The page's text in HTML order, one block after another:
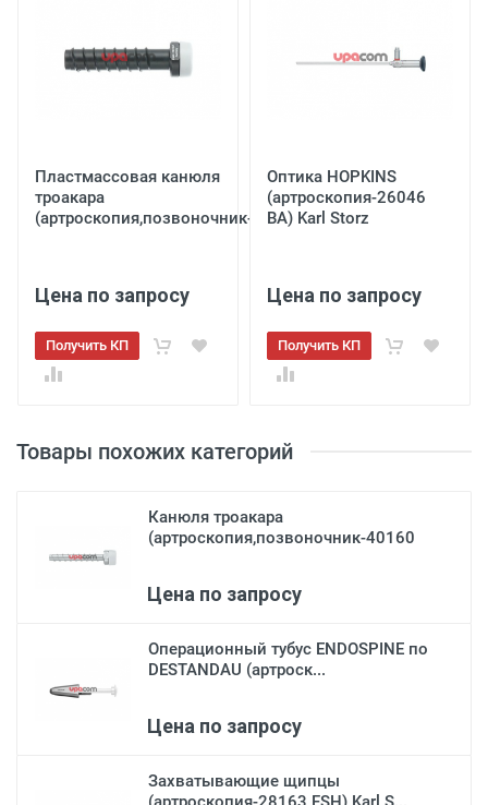
Товары похожих категорий
Канюля троакара
(артроскопия,позвоночник-40160
Цена по запросу
Операционный тубус ENDOSPINE по
DESTANDAU (артроск...
Цена по запросу
Захватывающие щипцы
Пластмассовая канюля
троакара
(артроскопия,позвоночник-40103...
Цена по запросу
Получить КП
Оптика HOPKINS
(артроскопия-26046
BA) Karl Storz
Цена по запросу
Получить КП